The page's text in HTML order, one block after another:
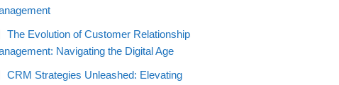
The Evolution of Customer Relationship
Navigating the Digital Age
CRM Strategies Unleashed: Elevating